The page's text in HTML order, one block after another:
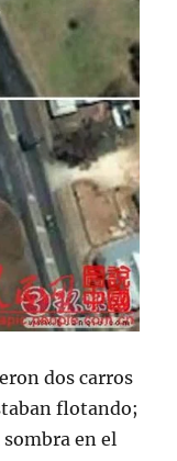
dos carros
flotando;
en el